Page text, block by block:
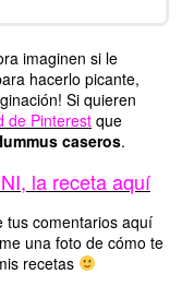
imaginen si le
hacerlo picante,
Si quieren
de Pinterest que
caseros.
la receta aquí
tus comentarios aquí
una foto de cómo te
recetas